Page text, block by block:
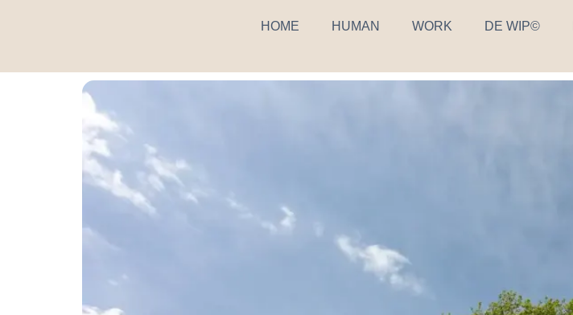
HOME HUMAN WORK DE WIP©